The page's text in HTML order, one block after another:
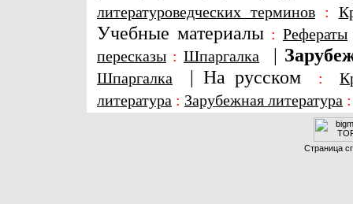
литературоведческих терминов:
Учебные материалы : Рефераты
пересказы : Шпаргалка |
Шпаргалка | На русском :
литература : Зарубежная литература
Страница